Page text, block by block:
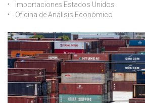
importaciones Estados Unidos
Oficina de Análisis Económico